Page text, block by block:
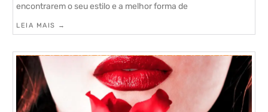
encontrarem o seu estilo e a melhor forma de
LEIA MAIS →